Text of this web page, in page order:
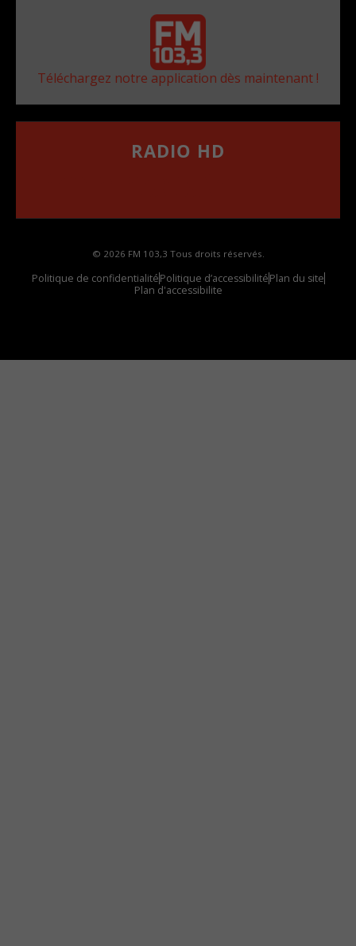
Téléchargez notre application dès maintenant !
RADIO HD
© 2026 FM 103,3 Tous droits réservés.
Politique de confidentialitéPolitique d’accessibilitéPlan du site
Plan d'accessibilite